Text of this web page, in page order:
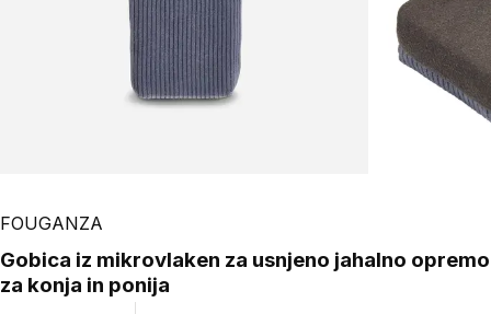
FOUGANZA
Gobica iz mikrovlaken za usnjeno jahalno opremo
za konja in ponija